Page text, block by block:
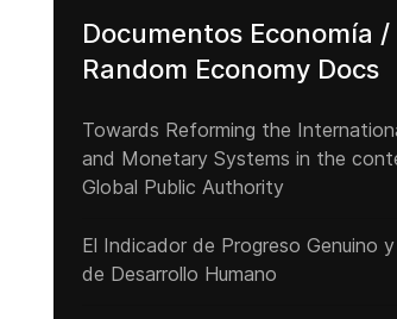
Documentos Economía /
Random Economy Docs
Towards Reforming the
and Monetary Systems in the
Global Public Authority
El Indicador de Progreso Genuino
de Desarrollo Humano